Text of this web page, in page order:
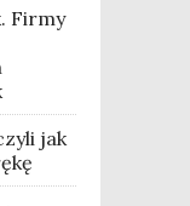
Firmy
jak